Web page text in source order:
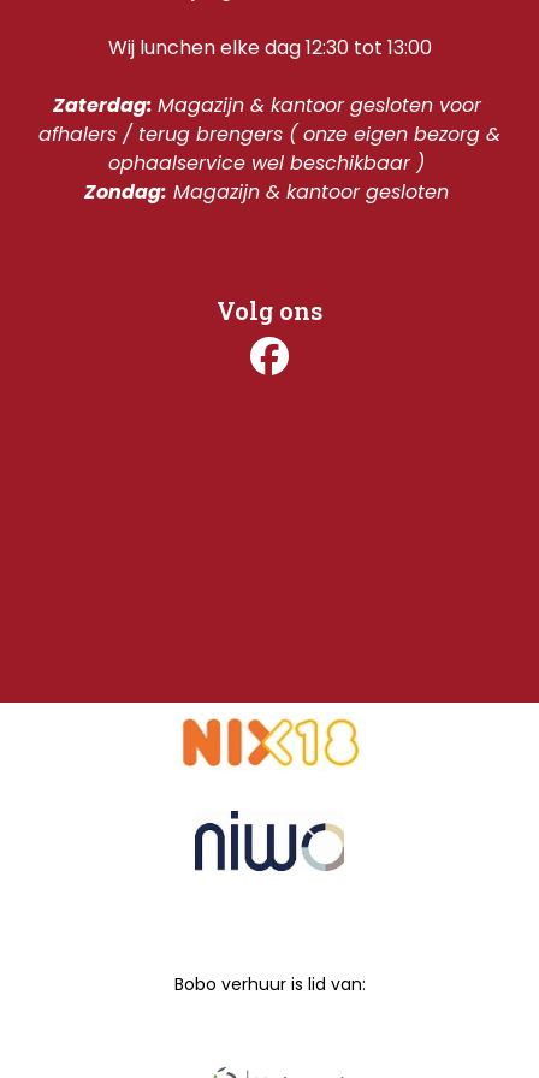
Wij lunchen elke dag 12:30 tot 13:00
Zaterdag: Magazijn & kantoor gesloten voor
afhalers / terug brengers ( onze eigen bezorg &
ophaalservice wel beschikbaar )
Zondag: Magazijn & kantoor gesloten
Volg ons
Bobo verhuur is lid van: